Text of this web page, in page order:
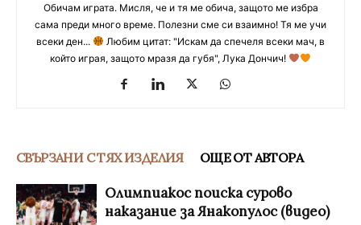
Обичам играта. Мисля, че и тя ме обича, защото ме избра
сама преди много време. Полезни сме си взаимно! Тя ме учи
всеки ден...
Любим цитат: "Искам да спечеля всеки мач, в
който играя, защото мразя да губя", Лука Дончич!
СВЪРЗАНИ С ТЯХ ИЗДЕЛИЯ ОЩЕ ОТ АВТОРА
Олимпиакос поиска сурово
наказание за Янакопулос (видео)